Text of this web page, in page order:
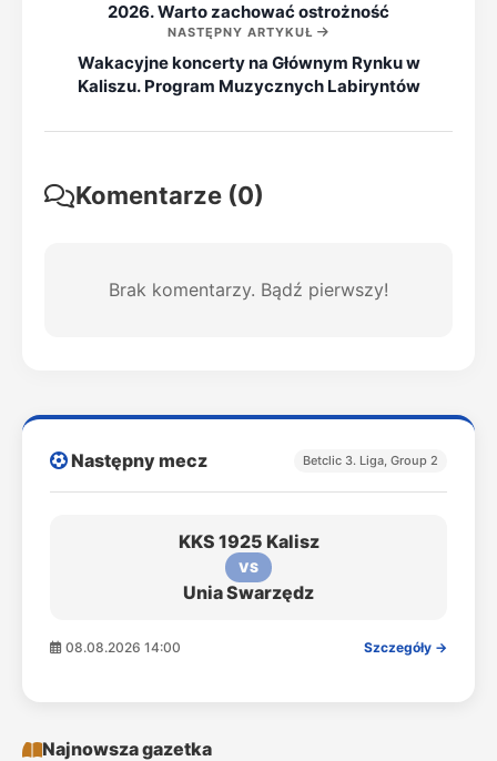
2026. Warto zachować ostrożność
NASTĘPNY ARTYKUŁ
Wakacyjne koncerty na Głównym Rynku w
Kaliszu. Program Muzycznych Labiryntów
Komentarze (0)
Brak komentarzy. Bądź pierwszy!
Następny mecz Betclic 3. Liga, Group 2
KKS 1925 Kalisz
VS
Unia Swarzędz
08.08.2026 14:00 Szczegóły →
Najnowsza gazetka